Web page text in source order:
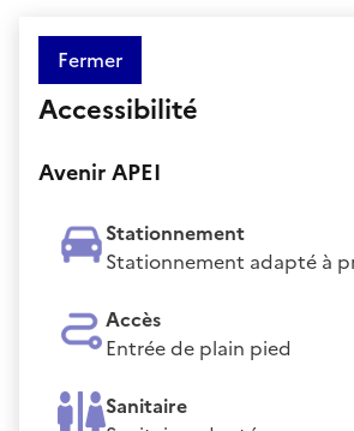
Fermer
Accessibilité
Avenir APEI
Stationnement
Stationnement adapté à
Accès
Entrée de plain pied
Sanitaire